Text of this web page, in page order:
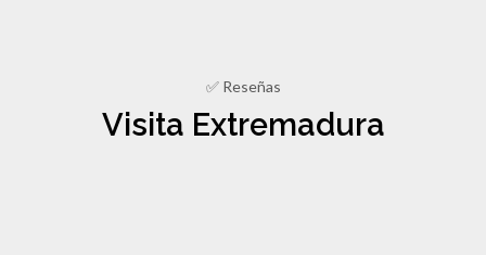
✅ Reseñas
Visita Extremadura